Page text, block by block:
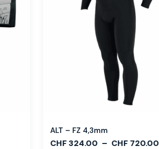
ALT – FZ 4,3mm
CHF324.00 – CHF720.00